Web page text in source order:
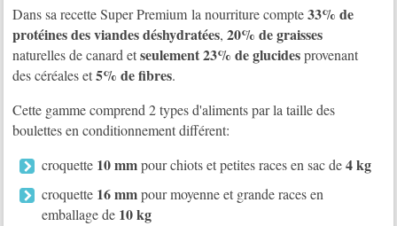
Dans sa recette Super Premium la nourriture compte33% de
protéines des viandes déshydratées,20% de graisses
naturelles de canard etseulement 23% de glucidesprovenant
des céréales et5% de fibres.
Cette gamme comprend 2 types d'aliments par la taille des
boulettes en conditionnement différent:
croquette 10 mmpour chiots et petites races en sac de4 kg
croquette 16 mmpour moyenne et grande races en
emballage de 10 kg